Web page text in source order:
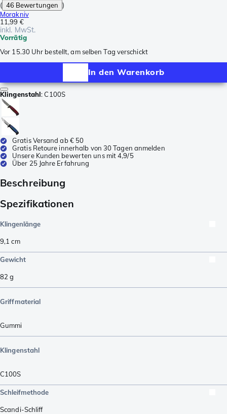
( 46 Bewertungen )
Morakniv
11,99 €
inkl. MwSt.
Vorrätig
Vor 15.30 Uhr bestellt, am selben Tag verschickt
In den Warenkorb
Klingenstahl:C100S
Gratis Versand ab € 50
Gratis Retoure innerhalb von 30 Tagen anmelden
Unsere Kunden bewerten uns mit 4,9/5
Über 25 Jahre Erfahrung
Beschreibung
Spezifikationen
Klingenlänge
9,1 cm
Gewicht
82 g
Griffmaterial
Gummi
Klingenstahl
C100S
Schleifmethode
Scandi-Schliff